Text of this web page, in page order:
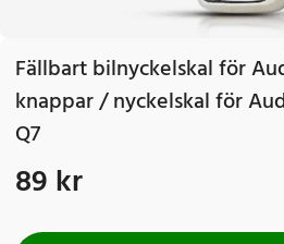
Fällbart bilnyckelskal för
knappar / nyckelskal för
Q7
Pris: 89 kr
89 kr